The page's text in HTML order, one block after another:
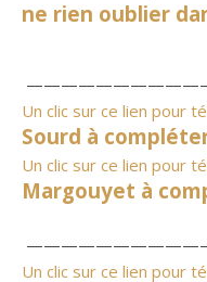
ne rien oublier
Un clic sur ce lien pour
Sourd à
Un clic sur ce lien pour
Margouyet à
Un clic sur ce lien pour t